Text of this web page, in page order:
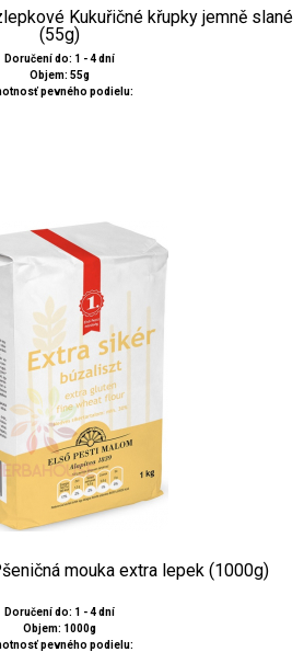
Kukuřičné křupky jemně slané
(55g)
Doručení do: 1 - 4 dní
Objem: 55g
pevného podielu:
mouka extra lepek (1000g)
Doručení do: 1 - 4 dní
Objem: 1000g
pevného podielu: